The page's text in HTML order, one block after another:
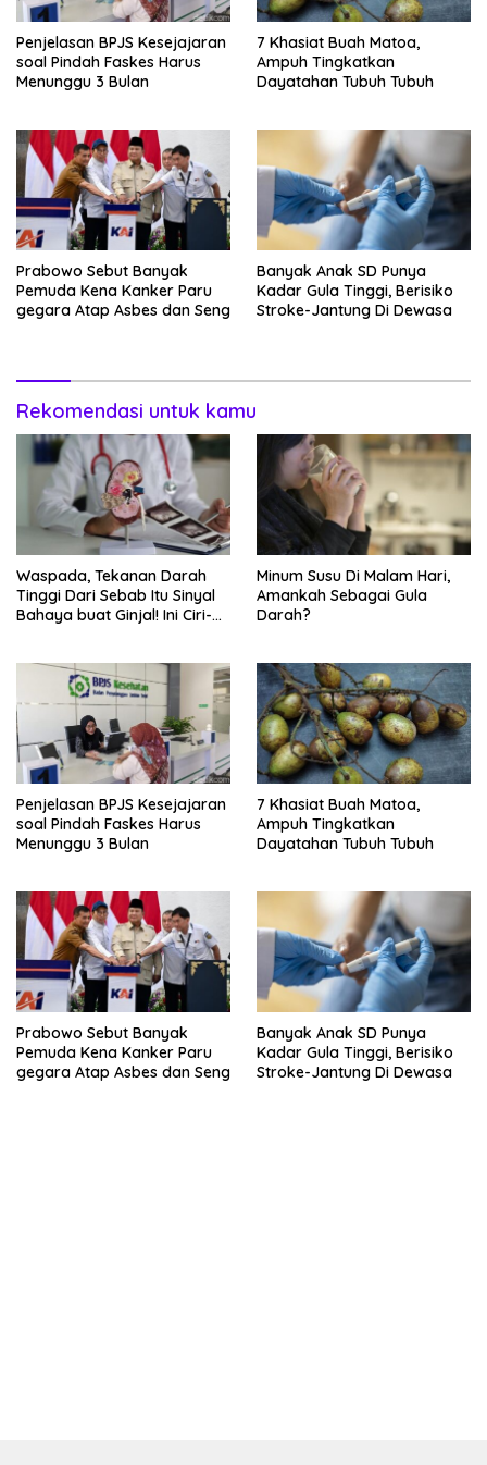
Penjelasan BPJS Kesejajaran
soal Pindah Faskes Harus
Menunggu 3 Bulan
7 Khasiat Buah Matoa,
Ampuh Tingkatkan
Dayatahan Tubuh Tubuh
Prabowo Sebut Banyak
Pemuda Kena Kanker Paru
gegara Atap Asbes dan Seng
Banyak Anak SD Punya
Kadar Gula Tinggi, Berisiko
Stroke-Jantung Di Dewasa
Rekomendasi untuk kamu
Waspada, Tekanan Darah
Tinggi Dari Sebab Itu Sinyal
Bahaya buat Ginjal! Ini Ciri-
Minum Susu Di Malam Hari,
Amankah Sebagai Gula
Darah?
Penjelasan BPJS Kesejajaran
soal Pindah Faskes Harus
Menunggu 3 Bulan
7 Khasiat Buah Matoa,
Ampuh Tingkatkan
Dayatahan Tubuh Tubuh
Prabowo Sebut Banyak
Pemuda Kena Kanker Paru
gegara Atap Asbes dan Seng
Banyak Anak SD Punya
Kadar Gula Tinggi, Berisiko
Stroke-Jantung Di Dewasa